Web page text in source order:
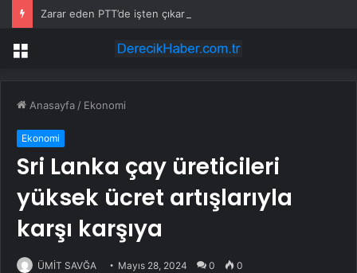
Zarar eden PTT’de işten çıkarma dalgası
Menü
Anasayfa / Ekonomi
Ekonomi
Sri Lanka çay üreticileri
yüksek ücret artışlarıyla
karşı karşıya
ÜMİT SAVĞA Mayıs 28, 2024 0 0